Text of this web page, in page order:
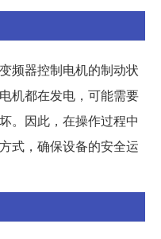
频器控制电机的制动状
机都在发电，可能需要
。因此，在操作过程中
式，确保设备的安全运